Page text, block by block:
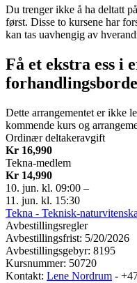
Du trenger ikke å ha deltatt
først. Disse to kursene har
kan tas uavhengig av
Få et ekstra ess i
Dette arrangementet er ikke
kommende kurs og
Ordinær deltakeravgift
Kr 16,990
Tekna-medlem
Kr 14,990
10. jun. kl. 09:00 –
11. jun. kl. 15:30
Tekna - Teknisk-
Avbestillingsregler
Avbestillingsfrist: 5/20/2026
Avbestillingsgebyr: 8195
Kursnummer: 50720
Kontakt: Lene Nordrum -